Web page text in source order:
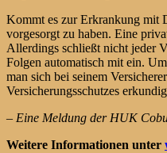
Kommt es zur Erkrankung mit
vorgesorgt zu haben. Eine
Allerdings schließt nicht jeder
Folgen automatisch mit ein.
man sich bei seinem
Versicherungsschutzes
– Eine Meldung der HUK
Weitere Informationen unter